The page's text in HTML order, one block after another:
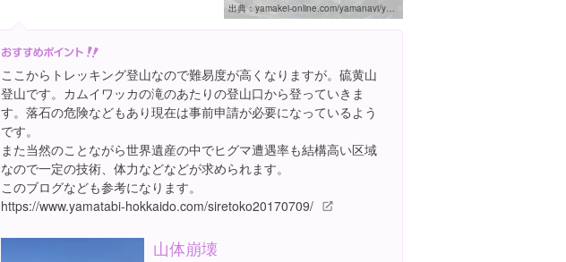
出典： yamakei-online.com/yamanavi/yama.php?yama_id=2
ここからトレッキング登山なので難易度が高くなりますが。硫黄山
登山です。カムイワッカの滝のあたりの登山口から登っていきま
す。落石の危険などもあり現在は事前申請が必要になっているよう
です。
また当然のことながら世界遺産の中でヒグマ遭遇率も結構高い区域
なので一定の技術、体力などなどが求められます。
このブログなども参考になります。
https://www.yamatabi-hokkaido.com/siretoko20170709/
山体崩壊